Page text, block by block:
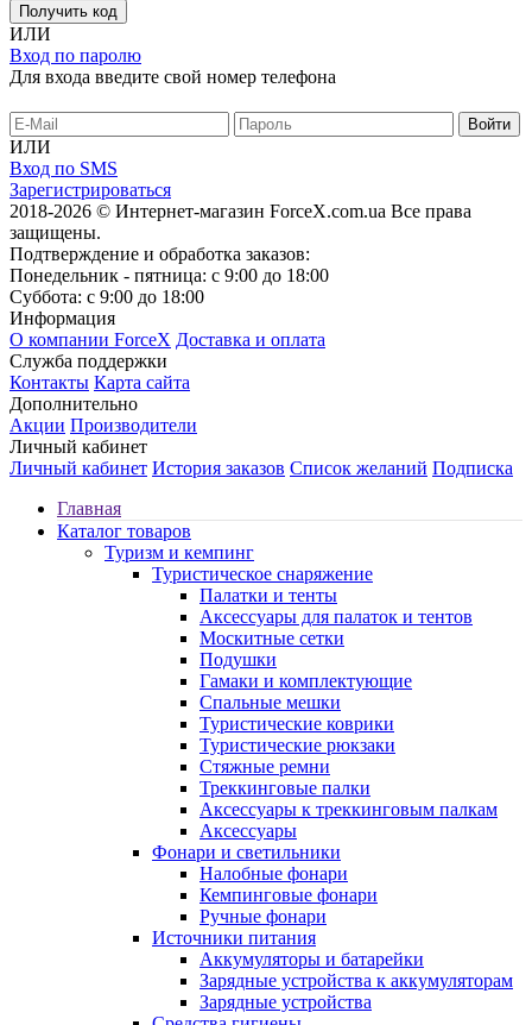
Получить код
ИЛИ
Вход по паролю
Для входа введите свой номер телефона
ИЛИ
Вход по SMS
Зарегистрироваться
2018-2026 © Интернет-магазин ForceX.com.ua Все права
защищены.
Подтверждение и обработка заказов:
Понедельник - пятница: с 9:00 до 18:00
Суббота: с 9:00 до 18:00
Информация
О компании ForceX Доставка и оплата
Служба поддержки
Контакты Карта сайта
Дополнительно
Акции Производители
Личный кабинет
Личный кабинет История заказов Список желаний Подписка
Главная
Каталог товаров
Туризм и кемпинг
Туристическое снаряжение
Палатки и тенты
Аксессуары для палаток и тентов
Москитные сетки
Подушки
Гамаки и комплектующие
Спальные мешки
Туристические коврики
Туристические рюкзаки
Стяжные ремни
Треккинговые палки
Аксессуары к треккинговым палкам
Аксессуары
Фонари и светильники
Налобные фонари
Кемпинговые фонари
Ручные фонари
Источники питания
Аккумуляторы и батарейки
Зарядные устройства к аккумуляторам
Зарядные устройства